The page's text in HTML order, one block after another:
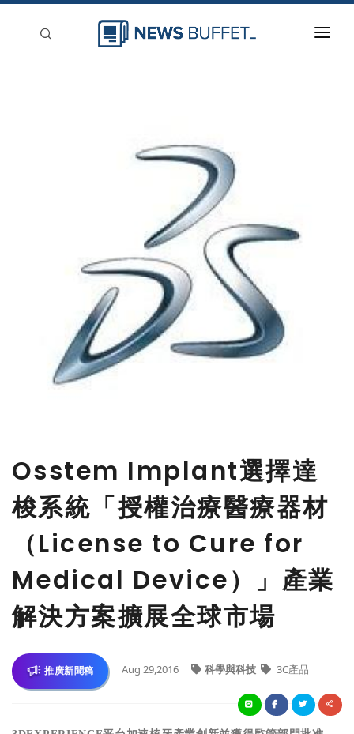
Osstem Implant選擇達
梭系統「授權治療醫療器材
（License to Cure for
Medical Device）」產業
解決方案擴展全球市場
推廣新聞稿 Aug 29,2016 科學與科技 3C產品